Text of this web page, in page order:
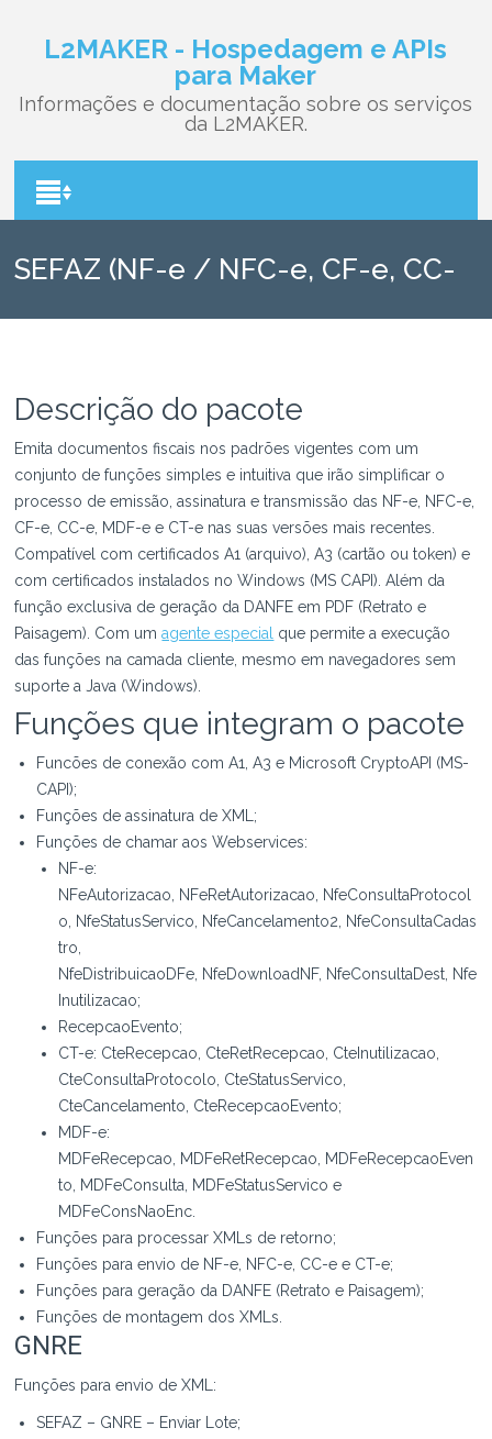
L2MAKER - Hospedagem e APIs
para Maker
Informações e documentação sobre os serviços
da L2MAKER.
SEFAZ (NF-e / NFC-e, CF-e, CC-
Descrição do pacote
Emita documentos fiscais nos padrões vigentes com um
conjunto de funções simples e intuitiva que irão simplificar o
processo de emissão, assinatura e transmissão das NF-e, NFC-e,
CF-e, CC-e, MDF-e e CT-e nas suas versões mais recentes.
Compatível com certificados A1 (arquivo), A3 (cartão ou token) e
com certificados instalados no Windows (MS CAPI). Além da
função exclusiva de geração da DANFE em PDF (Retrato e
Paisagem). Com umagente especial
que permite a execução
das funções na camada cliente, mesmo em navegadores sem
suporte a Java (Windows).
Funções que integram o pacote
Funcões de conexão com A1, A3 e Microsoft CryptoAPI (MS-
CAPI);
Funções de assinatura de XML;
Funções de chamar aos Webservices:
NF-e:
NFeAutorizacao, NFeRetAutorizacao, NfeConsultaProtocol
o, NfeStatusServico, NfeCancelamento2, NfeConsultaCadas
tro,
NfeDistribuicaoDFe, NfeDownloadNF, NfeConsultaDest, Nfe
Inutilizacao;
RecepcaoEvento;
CT-e: CteRecepcao, CteRetRecepcao, CteInutilizacao,
CteConsultaProtocolo, CteStatusServico,
CteCancelamento, CteRecepcaoEvento;
MDF-e:
MDFeRecepcao, MDFeRetRecepcao, MDFeRecepcaoEven
to, MDFeConsulta, MDFeStatusServico e
MDFeConsNaoEnc.
Funções para processar XMLs de retorno;
Funções para envio de NF-e, NFC-e, CC-e e CT-e;
Funções para geração da DANFE (Retrato e Paisagem);
Funções de montagem dos XMLs.
GNRE
Funções para envio de XML:
SEFAZ – GNRE – Enviar Lote;